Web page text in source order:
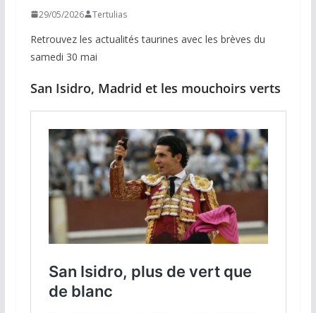
29/05/2026 Tertulias
Retrouvez les actualités taurines avec les brèves du
samedi 30 mai
San Isidro, Madrid et les mouchoirs verts